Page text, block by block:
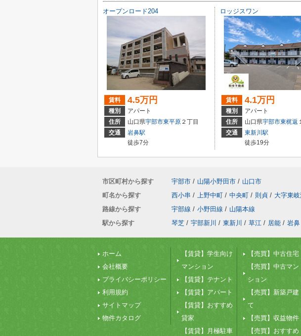
オープンロード204
賃料 4.5万円
種別
アパート
住所
山口県宇部市東平原 ２丁目
交通
岩鼻駅
徒歩7分
ロッジスワン
賃料 4.1万円
種別
アパート
住所
山口県宇部市東梶返
交通
東新川駅
徒歩19分
市区町村から探す 宇部市 / 山陽小野田市 / 山口市
町名から探す
西小串 / 上野中町 / 中央町 / 則貞 / 大字東岐
路線から探す
宇部線 / 小野田線 / 山陽本線
駅から探す
琴芝 / 宇部新川 / 東新川 / 草江 / 居能 / 岩鼻
ホーム
会社概要
プライバシーポリシー
利用規約
サイトマップ
物件カタログ
【賃貸】学生向け
マンション
【賃貸】テナント
【賃貸】アパート
【賃貸】おすすめ
貸家
【賃貸】月極駐車
【売買】中古住宅
【売買】中古マン
ション
【売買】新築戸建
て
【売買】収益物件
【売買】おすすめ